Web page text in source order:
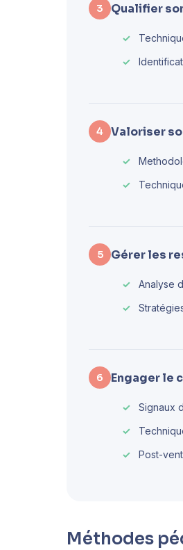
3 Qualifier
4 Valoriser
5 Gérer les
Analyse
6 Engager le
Signaux
Post-
Méthodes